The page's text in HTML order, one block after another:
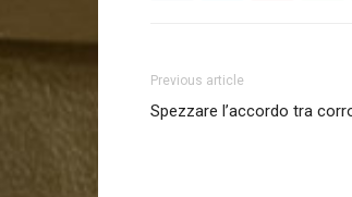
Previous article
Spezzare l’accordo tra